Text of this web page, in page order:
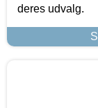
deres udvalg.